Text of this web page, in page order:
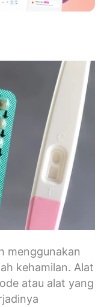
menggunakan
kehamilan. Alat
atau alat yang